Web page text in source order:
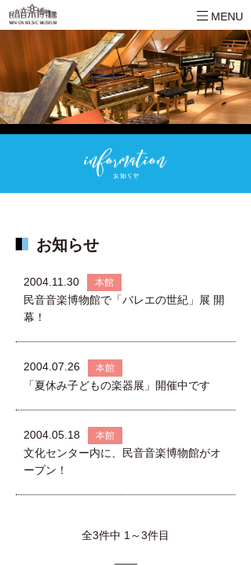
MENU
お知らせ
2004.11.30 本館
民音音楽博物館で「バレエの世紀」展 開
幕！
2004.07.26 本館
「夏休み子どもの楽器展」開催中です
2004.05.18 本館
文化センター内に、民音音楽博物館がオ
ープン！
全3件中 1～3件目